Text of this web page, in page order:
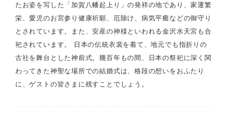
たお姿を写した「加賀八幡起上り」の発祥の地であり、家運繁
栄、愛児のお宮参り健康祈願、厄除け、病気平癒などの御守り
とされています。また、安産の神様といわれる金沢水天宮も合
祀されています。 日本の伝統衣裳を着て、地元でも指折りの
古社を舞台とした神前式。幾百年もの間、日本の祭祀に深く関
わってきた神聖な場所での結婚式は、格段の想いをおふたり
に、ゲストの皆さまに残すことでしょう。